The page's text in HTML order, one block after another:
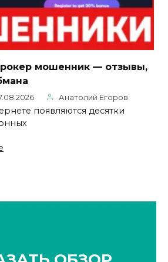
мошенник — отзывы,
Анатолий Егоров
появляются десятки